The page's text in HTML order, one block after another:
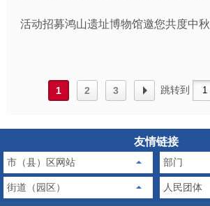
活动招募鸿山遗址博物馆邀您共度中秋
1 2 3 跳转到
友情链接
市（县）区网站 部门
街道（园区） 人民团体